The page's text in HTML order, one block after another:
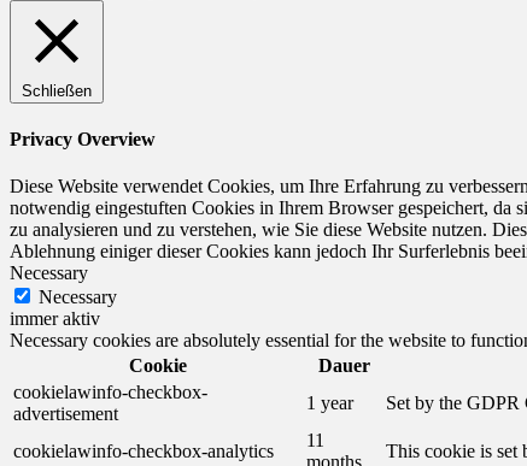
Schließen
Privacy Overview
Diese Website verwendet Cookies, um Ihre Erfahrung zu
notwendig eingestuften Cookies in Ihrem Browser gespeichert, da
zu analysieren und zu verstehen, wie Sie diese Website nutzen.
Ablehnung einiger dieser Cookies kann jedoch Ihr Surferlebnis
Necessary
Necessary
immer aktiv
Necessary cookies are absolutely essential for the website to
Cookie
Dauer
cookielawinfo-checkbox-
advertisement
1 year Set by the GDPR
cookielawinfo-checkbox-analytics
11
This cookie is set